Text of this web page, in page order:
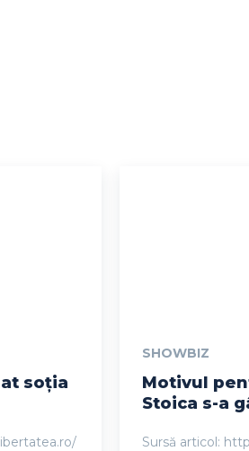
soția
SHOWBIZ
Motivul
Stoica s-a
Sursă articol: